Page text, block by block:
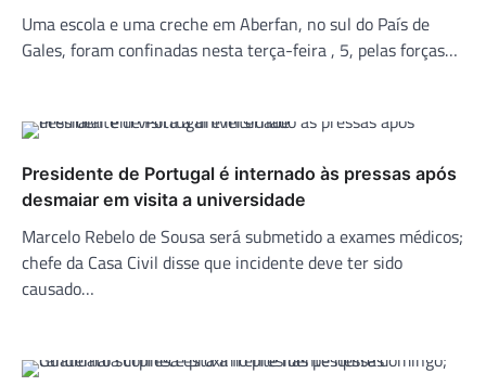
Uma escola e uma creche em Aberfan, no sul do País de
Gales, foram confinadas nesta terça-feira , 5, pelas forças…
Presidente de Portugal é internado às pressas após
desmaiar em visita a universidade
Marcelo Rebelo de Sousa será submetido a exames médicos;
chefe da Casa Civil disse que incidente deve ter sido
causado…